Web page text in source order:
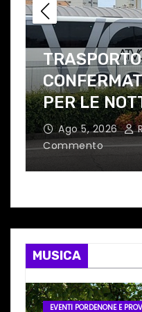
PER LE
DEFINITI
FERMATE E
Ago 5, 2026
Commento
MUSICA
EVENTI PORDENONE E